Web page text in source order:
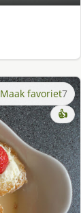
Maak favoriet7
👍